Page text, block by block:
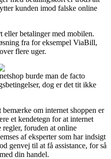
kunden imod falske online
eller betalinger med mobilen.
fra for eksempel ViaBill,
flere uger.
burde man de facto
dog er det tit ikke
om internet shoppen er
et kendetegn for at internet
foruden at online
af eksperter som har indsigt
genvej til at få assistance, for så
din handel.